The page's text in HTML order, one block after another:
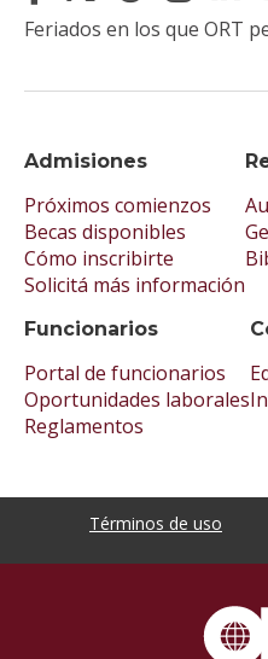
Admisiones
Próximos comienzos
Becas disponibles
Cómo inscribirte
Solicitá más información
Funcionarios
Portal de funcionarios
Oportunidades laborales
Reglamentos
Feriados en los que ORT
Términos de uso